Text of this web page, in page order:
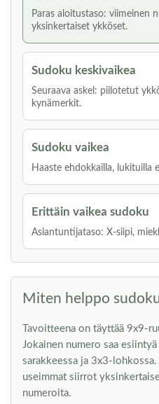
Paras aloitustaso: viimeinen
yksinkertaiset ykköset.
Sudoku keskivaikea
Seuraava askel: piilotetut
kynämerkit.
Sudoku vaikea
Haaste ehdokkailla, lukituilla
Erittäin vaikea sudoku
Asiantuntijataso: X-siipi,
Miten helppo
Tavoitteena on täyttää 9x9-
Jokainen numero saa
sarakkeessa ja 3x3-
useimmat siirrot
numeroita.